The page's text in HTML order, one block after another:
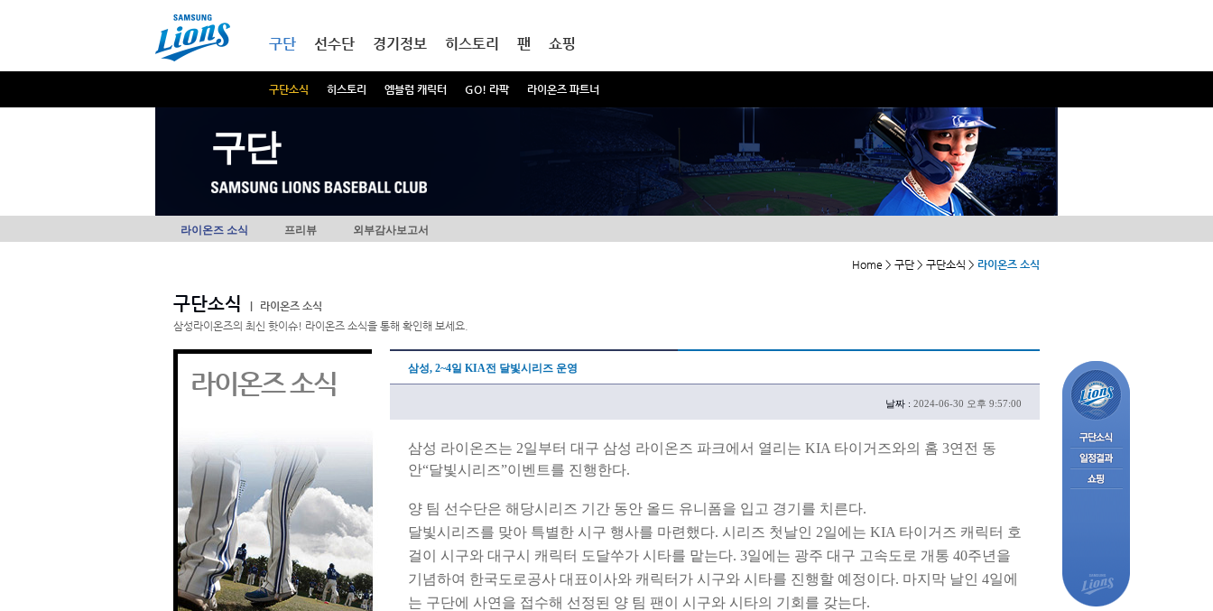
구단
구단소식 히스토리 엠블럼 캐릭터 GO! 라팍 라이온즈 파트너
선수단 경기정보 히스토리 팬 쇼핑
구단
라이온즈 소식 프리뷰 외부감사보고서
Home > 구단 > 구단소식 > 라이온즈 소식
구단소식
라이온즈 소식
삼성라이온즈의 최신 핫이슈! 라이온즈 소식을 통해 확인해 보세요.
라이온즈 소식 삼성, 2~4일 KIA전 달빛시리즈 운영
날짜 : 2024-06-30 오후 9:57:00
삼성 라이온즈는 2일부터 대구 삼성 라이온즈 파크에서 열리는 KIA 타이거즈와의 홈 3연전 동
안“달빛시리즈”이벤트를 진행한다.
양 팀 선수단은 해당시리즈 기간 동안 올드 유니폼을 입고 경기를 치른다.
달빛시리즈를 맞아 특별한 시구 행사를 마련했다. 시리즈 첫날인 2일에는 KIA 타이거즈 캐릭터 호
걸이 시구와 대구시 캐릭터 도달쑤가 시타를 맡는다. 3일에는 광주 대구 고속도로 개통 40주년을
기념하여 한국도로공사 대표이사와 캐릭터가 시구와 시타를 진행할 예정이다. 마지막 날인 4일에
는 구단에 사연을 접수해 선정된 양 팀 팬이 시구와 시타의 기회를 갖는다.